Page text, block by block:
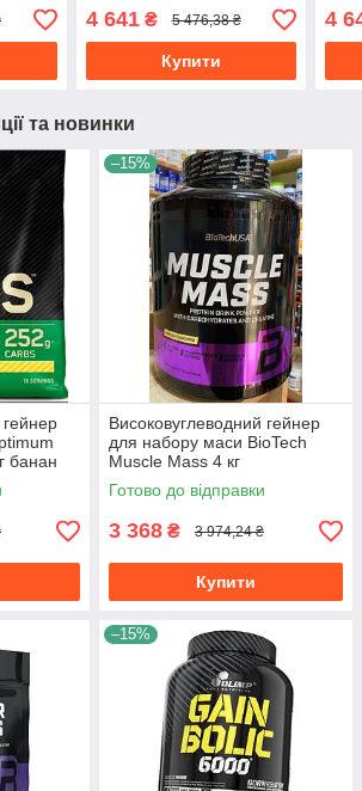
4 641₴ 5 476,38 ₴
Купити
4
та новинки
банан
–15%
Високовуглеводний гейнер
для набору маси BioTech
Muscle Mass 4 кг
Готово до відправки
3 368 ₴ 3 974,24 ₴
Купити
–15%